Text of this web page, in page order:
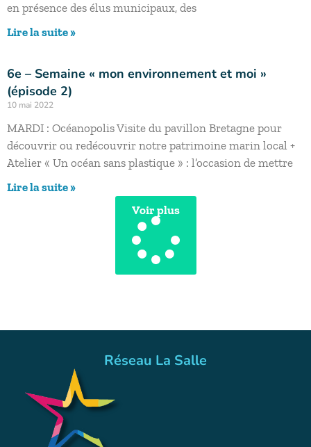
en présence des élus municipaux, des
Lire la suite »
6e – Semaine « mon environnement et moi »
(épisode 2)
10 mai 2022
MARDI : Océanopolis Visite du pavillon Bretagne pour
découvrir ou redécouvrir notre patrimoine marin local +
Atelier « Un océan sans plastique » : l’occasion de mettre
Lire la suite »
Voir plus
Réseau La Salle